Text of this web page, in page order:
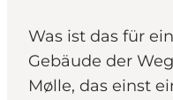
Was ist das für
Gebäude der
Mølle, das einst